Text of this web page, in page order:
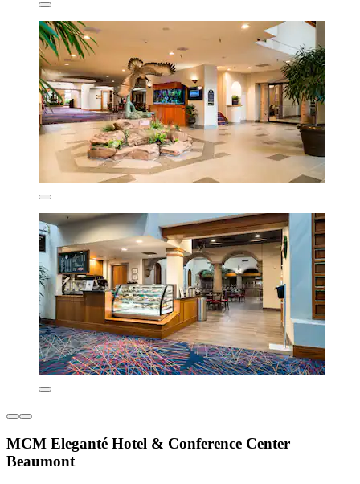
MCM Eleganté Hotel & Conference Center
Beaumont